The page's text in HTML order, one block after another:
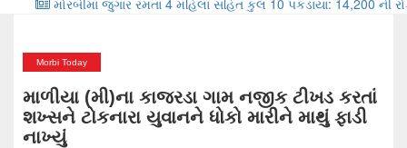
જુગાર રમતા 4 મહિલા સહિત કુલ 10 પકડાયા: 14,200 ની રોકડ કબ્જે
Morbi Today
માળીયા (મી)ના કાજરડા ગામ નજીક ટીખડ કરતાં
શખ્સને ટોકનારા યુવાનને ધોકો મારીને માથું ફાડી
નાખ્યું